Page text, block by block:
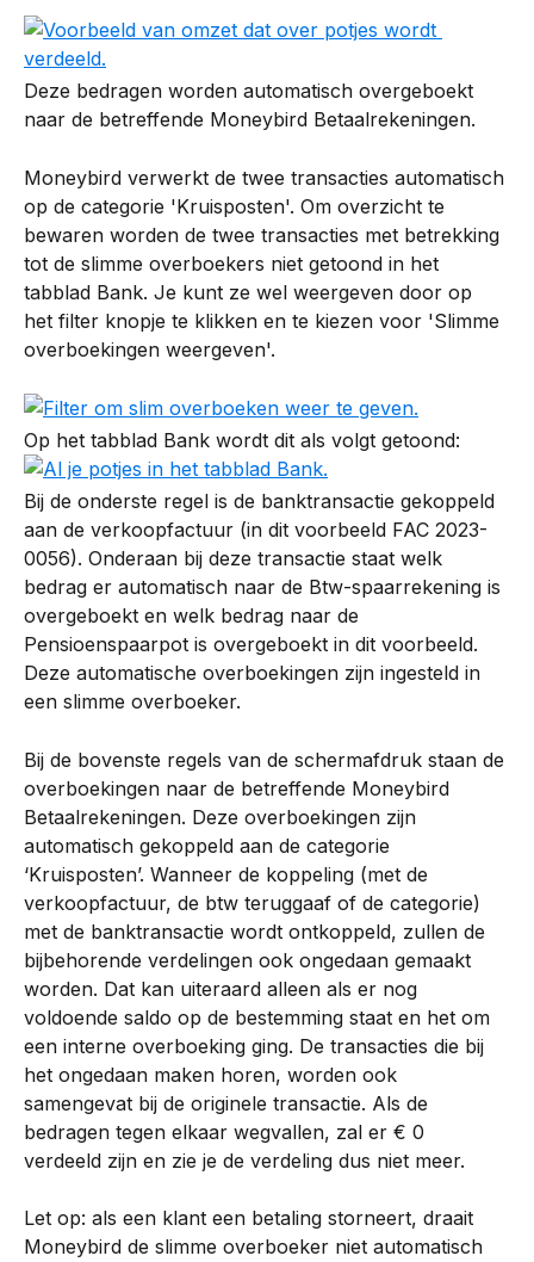
Deze bedragen worden automatisch overgeboekt
naar de betreffende Moneybird Betaalrekeningen.
Moneybird verwerkt de twee transacties automatisch
op de categorie 'Kruisposten'. Om overzicht te
bewaren worden de twee transacties met betrekking
tot de slimme overboekers niet getoond in het
tabblad Bank. Je kunt ze wel weergeven door op
het filter knopje te klikken en te kiezen voor 'Slimme
overboekingen weergeven'.
Op het tabblad Bank wordt dit als volgt getoond:
Bij de onderste regel is de banktransactie gekoppeld
aan de verkoopfactuur (in dit voorbeeld FAC 2023-
0056). Onderaan bij deze transactie staat welk
bedrag er automatisch naar de Btw-spaarrekening is
overgeboekt en welk bedrag naar de
Pensioenspaarpot is overgeboekt in dit voorbeeld.
Deze automatische overboekingen zijn ingesteld in
een slimme overboeker.
Bij de bovenste regels van de schermafdruk staan de
overboekingen naar de betreffende Moneybird
Betaalrekeningen. Deze overboekingen zijn
automatisch gekoppeld aan de categorie
‘Kruisposten’. Wanneer de koppeling (met de
verkoopfactuur, de btw teruggaaf of de categorie)
met de banktransactie wordt ontkoppeld, zullen de
bijbehorende verdelingen ook ongedaan gemaakt
worden. Dat kan uiteraard alleen als er nog
voldoende saldo op de bestemming staat en het om
een interne overboeking ging. De transacties die bij
het ongedaan maken horen, worden ook
samengevat bij de originele transactie. Als de
bedragen tegen elkaar wegvallen, zal er € 0
verdeeld zijn en zie je de verdeling dus niet meer.
Let op: als een klant een betaling storneert, draait
Moneybird de slimme overboeker niet automatisch